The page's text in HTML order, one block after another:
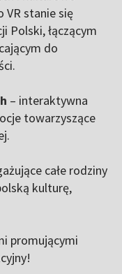
stanie się
Polski, łączącym
do
– interaktywna
towarzyszące
całe rodziny
kulturę,
promującymi